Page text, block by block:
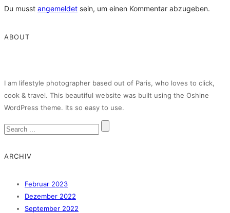
Du musst angemeldet sein, um einen Kommentar abzugeben.
ABOUT
I am lifestyle photographer based out of Paris, who loves to click,
cook & travel. This beautiful website was built using the Oshine
WordPress theme. Its so easy to use.
ARCHIV
Februar 2023
Dezember 2022
September 2022